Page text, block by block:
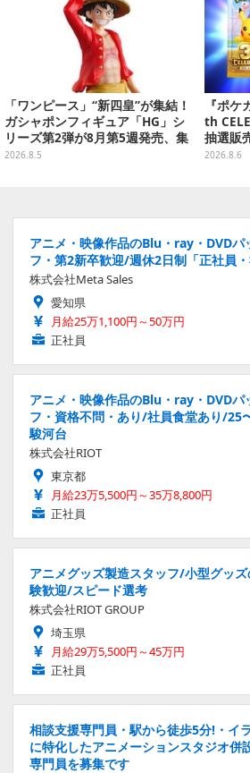
「ワンピース」“新四皇”が集結！
ガシャポンフィギュア「HG」シ
リーズ第2弾が8月第5週発売、集
めて並べたくなるクオリティ
2026.8.5
『ポ
th
抽選販
ク入り）
2026.8.6
アニメ・映像作品のBlu・ray・DVDパ
フ・第2新卒歓迎/週休2日制「正社員・
株式会社Meta Sales
愛知県
月給25万1,100円～50万円
正社員
アニメ・映像作品のBlu・ray・DVDパ
フ・資格不問・あり/社員食堂あり/25
駿河台
株式会社RIOT
東京都
月給23万5,500円～35万8,800円
正社員
アニメグッズ製造スタッフ/小型グッ
験歓迎/スピード選考
株式会社RIOT GROUP
埼玉県
月給29万5,500円～45万円
正社員
相談支援専門員・駅から徒歩5分!・イ
に特化したアニメーションスタジオ併
専門員を募集です